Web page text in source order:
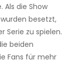
Als die Show
besetzt,
Serie zu spielen.
beiden
Fans für mehr